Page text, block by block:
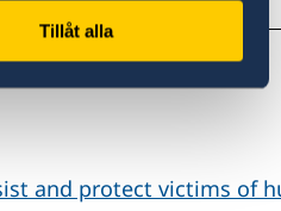
Tillåt alla
and protect victims of